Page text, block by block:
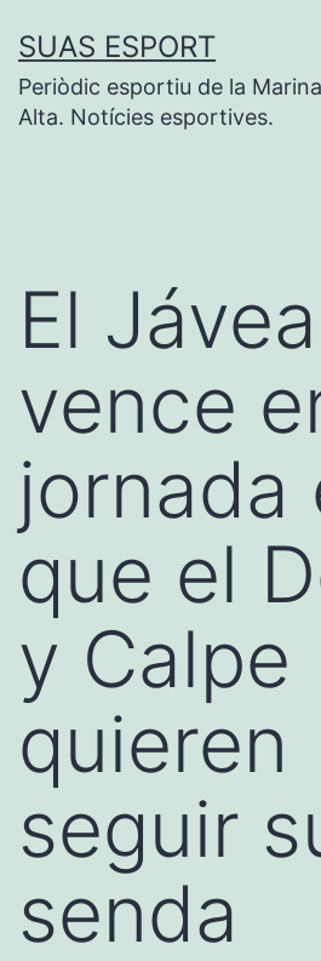
contenido
SUAS ESPORT
Periòdic esportiu de la Marina
Alta. Notícies esportives.
El Jávea
vence
jornada
que el
y Calpe
quieren
seguir
senda